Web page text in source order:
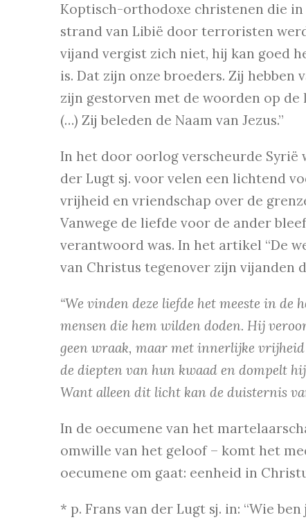
Koptisch-orthodoxe christenen die in
strand van Libië door terroristen
vijand vergist zich niet, hij kan goed
is. Dat zijn onze broeders. Zij hebben
zijn gestorven met de woorden op de
(…) Zij beleden de Naam van Jezus.”
In het door oorlog verscheurde Syrië
der Lugt sj. voor velen een lichtend
vrijheid en vriendschap over de
Vanwege de liefde voor de ander
verantwoord was. In het artikel “De
van Christus tegenover zijn vijanden
“We vinden deze liefde het meeste in
mensen die hem wilden doden. Hij
geen wraak, maar met innerlijke
de diepten van hun kwaad en dompelt
Want alleen dit licht kan de duisternis
In de oecumene van het
omwille van het geloof – komt het
oecumene om gaat: eenheid in
* p. Frans van der Lugt sj. in: “Wie